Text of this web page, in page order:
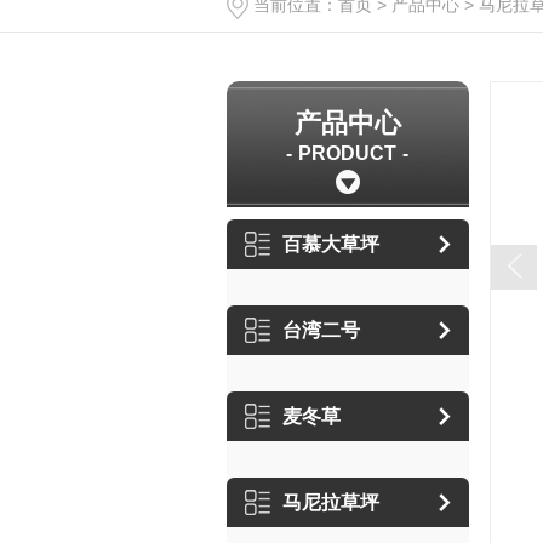
当前位置： 首页 > 产品中心 > 马尼拉
产品中心
PRODUCT
百慕大草坪
台湾二号
麦冬草
马尼拉草坪